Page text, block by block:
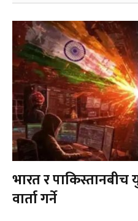
भारत र पाकिस्तानबीच
वार्ता गर्ने